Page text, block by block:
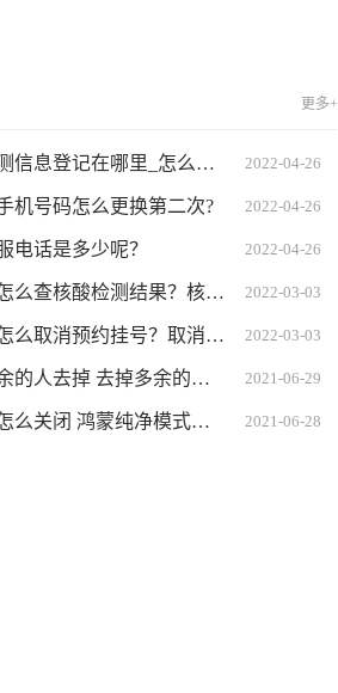
更多+
皖事通核酸检测信息登记在哪里_怎么弄?详细图文教程 2022-04-26
机号码怎么更换第二次? 2022-04-26
电话是多少呢？ 2022-04-26
广东省中医院怎么查核酸检测结果？核酸检测结果查询方法 2022-03-03
广东省中医院怎么取消预约挂号？取消挂号方法 2022-03-03
醒图怎么把多余的人去掉 去掉多余的人教程分享 2021-06-29
鸿蒙纯净模式怎么关闭 鸿蒙纯净模式关不掉怎么办 2021-06-28